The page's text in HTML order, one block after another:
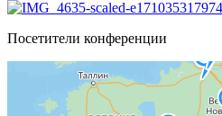
Посетители конференции